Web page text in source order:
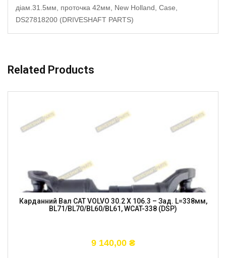
діам.31.5мм, проточка 42мм, New Holland, Case,
DS27818200 (DRIVESHAFT PARTS)
Related Products
Карданний Вал CAT VOLVO 30.2 X 106.3 – Зад. L=338мм,
BL71/BL70/BL60/BL61, WCAT-338 (DSP)
9 140,00 ₴